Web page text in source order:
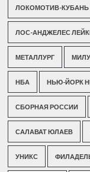
ЛОКОМОТИВ-КУБАНЬ
ЛОС-АНДЖЕЛЕС
МЕТАЛЛУРГ
НБА НЬЮ-ЙОРК
СБОРНАЯ РОССИИ
САЛАВАТ ЮЛАЕВ
УНИКС